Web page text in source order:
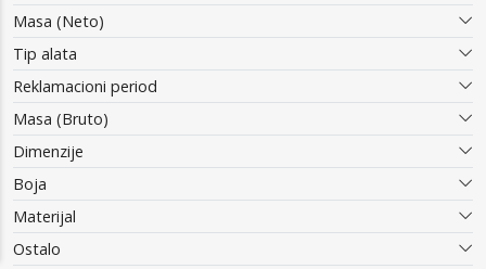
Masa (Neto)
Tip alata
Reklamacioni period
Masa (Bruto)
Dimenzije
Boja
Materijal
Ostalo